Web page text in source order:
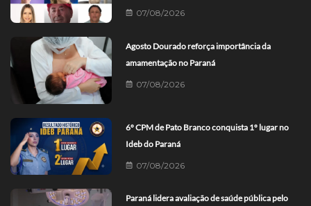
07/08/2026
Agosto Dourado reforça importância da
amamentação no Paraná
07/08/2026
6º CPM de Pato Branco conquista 1º lugar no
Ideb do Paraná
07/08/2026
Paraná lidera avaliação de saúde pública pelo